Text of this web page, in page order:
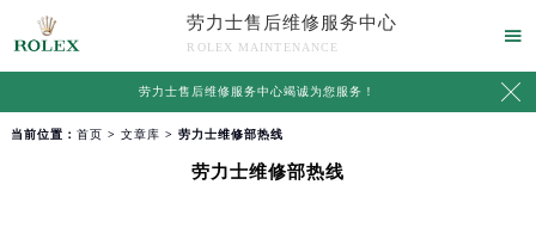
劳力士售后维修服务中心
ROLEX MAINTENANCE

劳力士售后维修服务中心竭诚为您服务！ 
当前位置： 首页 > 文章库 > 劳力士维修部热线
劳力士维修部热线